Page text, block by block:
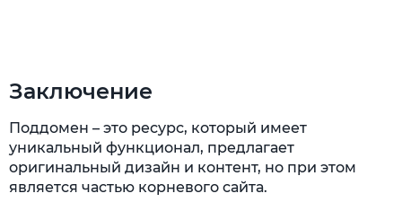
Заключение
Поддомен – это ресурс, который имеет
уникальный функционал, предлагает
оригинальный дизайн и контент, но при этом
является частью корневого сайта.